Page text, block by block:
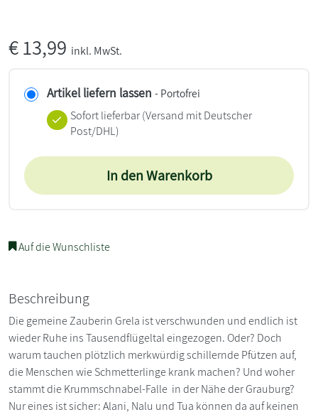
€13,99 inkl. MwSt.
Artikel liefern lassen - Portofrei
Sofort lieferbar(Versand mit Deutscher
Post/DHL)
In den Warenkorb
Auf die Wunschliste
Beschreibung
Die gemeine Zauberin Grela ist verschwunden und endlich ist
wieder Ruhe ins Tausendflügeltal eingezogen. Oder? Doch
warum tauchen plötzlich merkwürdig schillernde Pfützen auf,
die Menschen wie Schmetterlinge krank machen? Und woher
stammt die Krummschnabel-Falle in der Nähe der Grauburg?
Nur eines ist sicher: Alani, Nalu und Tua können da auf keinen